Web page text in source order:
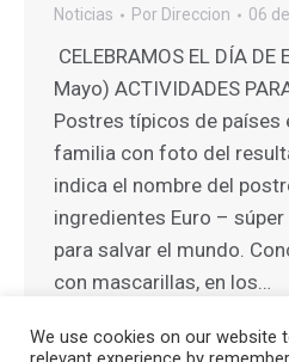
Noticias Por Direccion 06
CELEBRAMOS EL DÍA
Mayo) ACTIVIDADES
Postres típicos de países
familia con foto del
indica el nombre del
ingredientes Euro –
para salvar el mundo.
con mascarillas, en los…
We use cookies on our website